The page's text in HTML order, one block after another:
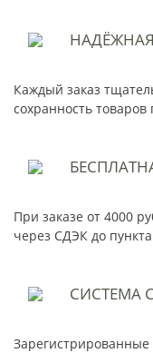
НАДЁЖНАЯ
Каждый заказ
сохранность товаров
При заказе от 4000
через СДЭК до
СИСТЕМА
Зарегистрированные